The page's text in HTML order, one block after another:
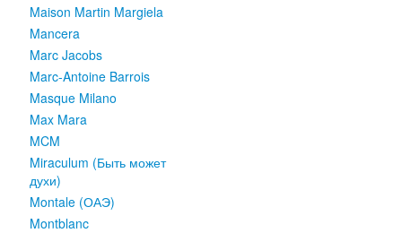
Maison Martin Margiela
Mancera
Marc Jacobs
Marc-Antoine Barrois
Masque Milano
Max Mara
MCM
Miraculum (Быть может
духи)
Montale (ОАЭ)
Montblanc